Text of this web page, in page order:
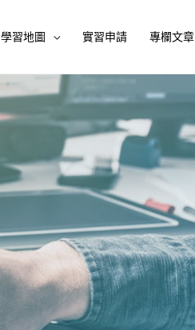
學習地圖 實習申請 專欄文章